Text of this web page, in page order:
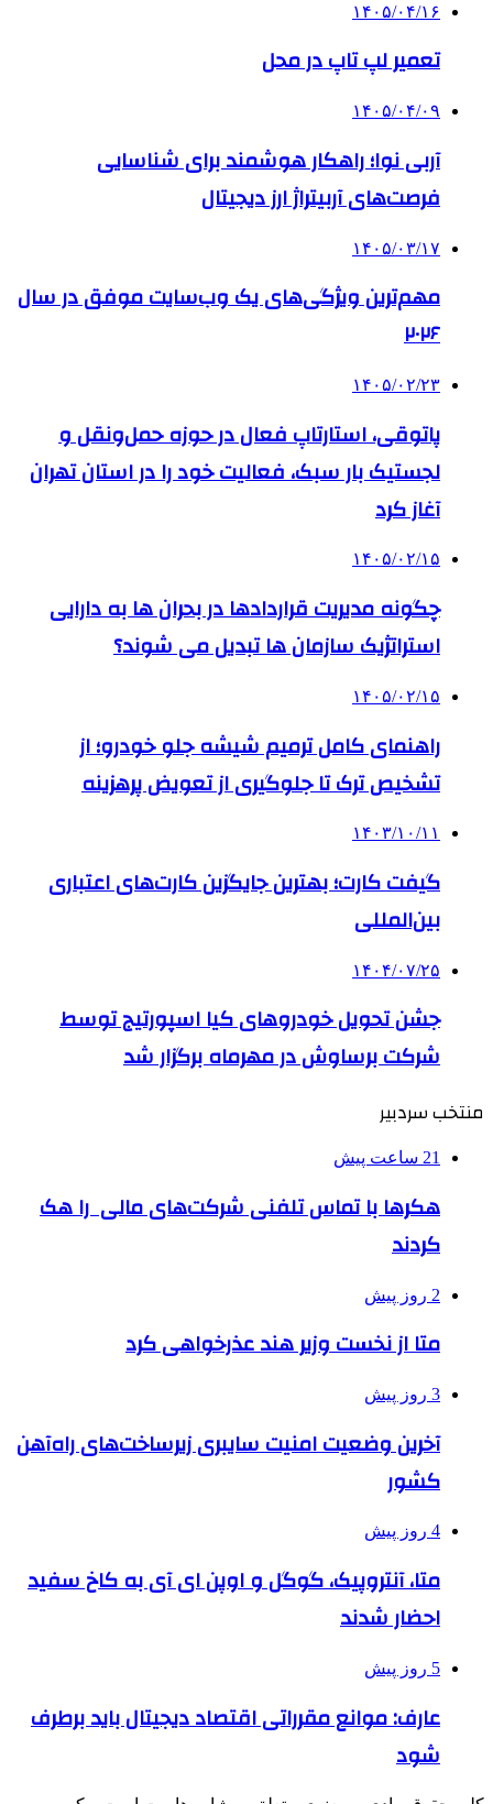
۱۴۰۵/۰۴/۱۶
تعمیر لپ تاپ در محل
۱۴۰۵/۰۴/۰۹
آربی نوا؛ راهکار هوشمند برای شناسایی
فرصت‌های آربیتراژ ارز دیجیتال
۱۴۰۵/۰۳/۱۷
مهم‌ترین ویژگی‌های یک وب‌سایت موفق در سال
۲۰۲۶
۱۴۰۵/۰۲/۲۳
پاتوقی، استارتاپ فعال در حوزه حمل‌ونقل و
لجستیک بار سبک، فعالیت خود را در استان تهران
آغاز کرد
۱۴۰۵/۰۲/۱۵
چگونه مدیریت قراردادها در بحران ها به دارایی
استراتژیک سازمان ها تبدیل می شوند؟
۱۴۰۵/۰۲/۱۵
راهنمای کامل ترمیم شیشه جلو خودرو؛ از
تشخیص ترک تا جلوگیری از تعویض پرهزینه
۱۴۰۳/۱۰/۱۱
گیفت کارت؛ بهترین جایگزین کارت‌های اعتباری
بین‌المللی
۱۴۰۴/۰۷/۲۵
جشن تحویل خودروهای کیا اسپورتیج توسط
شرکت برساوش در مهرماه برگزار شد
منتخب سردبیر
21 ساعت پیش
هکرها با تماس تلفنی شرکت‌های مالی را هک
کردند
2 روز پیش
متا از نخست وزیر هند عذرخواهی کرد
3 روز پیش
آخرین وضعیت امنیت سایبری زیرساخت‌های راه‌آهن
کشور
4 روز پیش
متا، آنتروپیک، گوگل و اوپن ای آی به کاخ سفید
احضار شدند
5 روز پیش
عارف: موانع مقرراتی اقتصاد دیجیتال باید برطرف
شود